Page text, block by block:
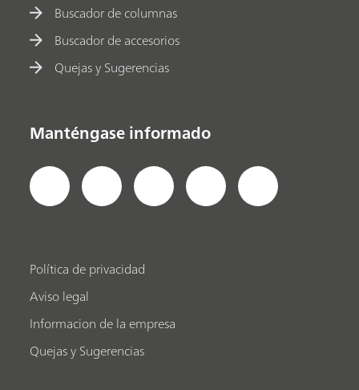
Buscador de columnas
Buscador de accesorios
Quejas y Sugerencias
Manténgase informado
Política de privacidad
Aviso legal
Informacion de la empresa
Quejas y Sugerencias